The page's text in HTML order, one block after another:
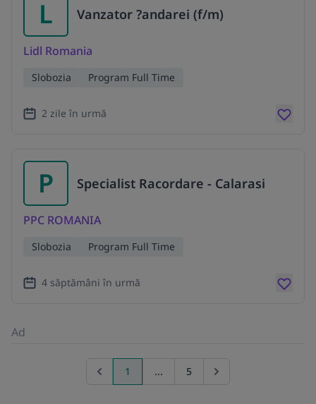
L Vanzator ?andarei (f/m)
Lidl Romania
Slobozia Program Full Time
2 zile în urmă
P Specialist Racordare - Calarasi
PPC ROMANIA
Slobozia Program Full Time
4 săptămâni în urmă
Ad
Previous page
1 ... 5 Go to next page